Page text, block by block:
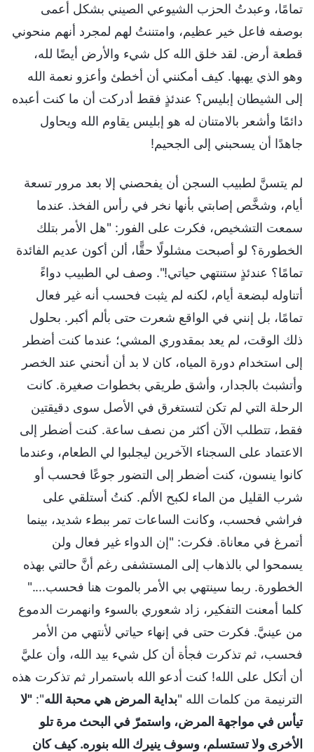
تمامًا، وعبدتُ الحزب الشيوعي الصيني بشكل أعمى
بوصفه فاعل خير عظيم، وامتننتُ لهم لمجرد أنهم منحوني
قطعة أرض. لقد خلق الله كل شيء والأرض أيضًا لله،
وهو الذي يهبها. كيف أمكنني أن أخطئ وأعزو نعمة الله
إلى الشيطان إبليس؟ عندئذٍ فقط أدركت أن ما كنت أعبده
دائمًا وأشعر بالامتنان له هو إبليس يقاوم الله ويحاول
جاهدًا أن يسحبني إلى الجحيم!
لم يتسنَّ لطبيب السجن أن يفحصني إلا بعد مرور تسعة
أيام، وشخَّص إصابتي بأنها نخر في رأس الفخذ. عندما
سمعت التشخيص، فكرت على الفور: "هل الأمر بتلك
الخطورة؟ لو أصبحت مشلولًا حقًّا، ألن أكون عديم الفائدة
تمامًا؟ عندئذٍ ستنتهي حياتي!". وصف لي الطبيب دواءً
أتناوله لبضعة أيام، لكنه لم يثبت فحسب أنه غير فعال
تمامًا، بل إنني في الواقع شعرت حتى بألم أكبر. بحلول
ذلك الوقت، لم يعد بمقدوري المشي؛ عندما كنت أضطر
إلى استخدام دورة المياه، كان لا بد أن أنحني عند الخصر
وأتشبث بالجدار، وأشق طريقي بخطوات صغيرة. كانت
الرحلة التي لم تكن لتستغرق في الأصل سوى دقيقتين
فقط، تتطلب الآن أكثر من نصف ساعة. كنت أضطر إلى
الاعتماد على السجناء الآخرين ليجلبوا لي الطعام، وعندما
كانوا ينسون، كنت أضطر إلى التضور جوعًا فحسب أو
شرب القليل من الماء لكبح الألم. كنتُ أستلقي على
فراشي فحسب، وكانت الساعات تمر ببطء شديد، بينما
أتمرغ في معاناة. فكرت: "إن الدواء غير فعال ولن
يسمحوا لي بالذهاب إلى المستشفى رغم أنَّ حالتي بهذه
الخطورة. ربما سينتهي بي الأمر بالموت هنا فحسب...."
كلما أمعنت التفكير، زاد شعوري بالسوء وانهمرت الدموع
من عينيَّ. فكرت حتى في إنهاء حياتي لأنتهي من الأمر
فحسب، ثم تذكرت فجأة أن كل شيء بيد الله، وأن عليَّ
أن أتكل على الله! كنت أدعو الله باستمرار ثم تذكرت هذه
الترنيمة من كلمات الله "بداية المرض هي محبة الله": "لا
تيأس في مواجهة المرض، واستمرّ في البحث مرة تلو
الأخرى ولا تستسلم، وسوف ينيرك الله بنوره. كيف كان